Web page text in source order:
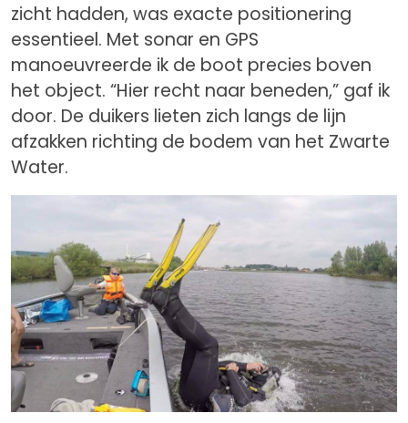
zicht hadden, was exacte positionering
essentieel. Met sonar en GPS
manoeuvreerde ik de boot precies boven
het object. “Hier recht naar beneden,” gaf ik
door. De duikers lieten zich langs de lijn
afzakken richting de bodem van het Zwarte
Water.